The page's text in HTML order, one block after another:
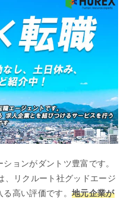
ョンがダントツ豊富です。
、リクルート社グッドエージ
る高い評価です。地元企業が